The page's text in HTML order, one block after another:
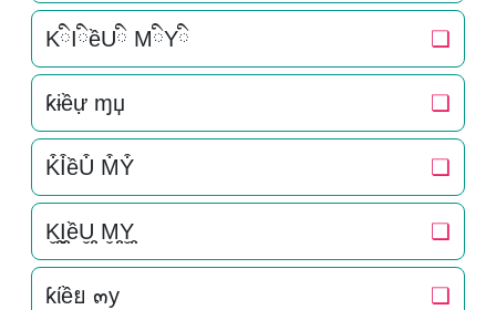
KིIིềUི MིYི ❏
ƙɨềự ɱџ ❏
K͒I͒ềU͒ M͒Y͒ ❏
K̬̤̯I̬̤̯ềU̬̤̯ M̬̤̯Y̬̤̯ ❏
ƙίềย ๓y ❏